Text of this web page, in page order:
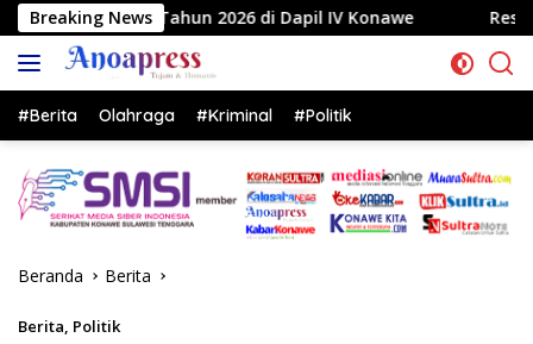
Langsung
ke
konten
Breaking News
2026 di Dapil IV Konawe Reses di Labela, Anggota
#Berita Olahraga #Kriminal #Politik
Beranda Berita
Berita, Politik